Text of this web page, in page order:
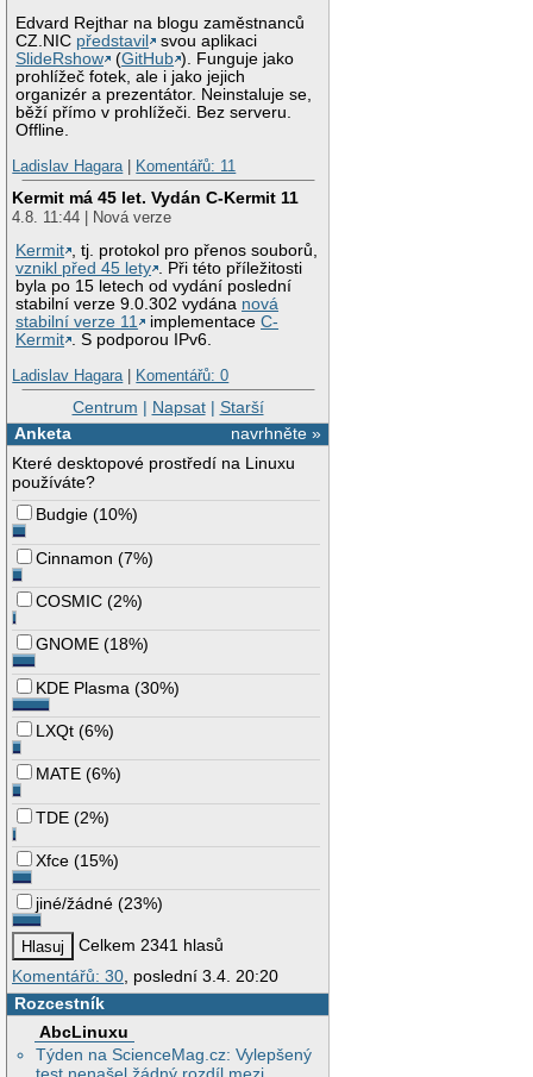
Edvard Rejthar na blogu zaměstnanců
CZ.NIC představil
svou aplikaci
SlideRshow
(GitHub ). Funguje jako
prohlížeč fotek, ale i jako jejich
organizér a prezentátor. Neinstaluje se,
běží přímo v prohlížeči. Bez serveru.
Offline.
Ladislav Hagara| Komentářů: 11
Kermit má 45 let. Vydán C-Kermit 11
4.8. 11:44 | Nová verze
Kermit , tj. protokol pro přenos souborů,
vznikl před 45 lety . Při této příležitosti
byla po 15 letech od vydání poslední
stabilní verze 9.0.302 vydána nová
stabilní verze 11
implementaceC-
Kermit . S podporou IPv6.
Ladislav Hagara| Komentářů: 0
Centrum | Napsat| Starší
navrhněte »
Anketa
Které desktopové prostředí na Linuxu
používáte?
Budgie (10%)
Cinnamon (7%)
COSMIC (2%)
GNOME (18%)
KDE Plasma (30%)
LXQt (6%)
MATE (6%)
TDE (2%)
Xfce (15%)
jiné/žádné (23%)
Celkem 2341 hlasů
Komentářů: 30 , poslední 3.4. 20:20
Rozcestník
AbcLinuxu
Týden na ScienceMag.cz: Vylepšený